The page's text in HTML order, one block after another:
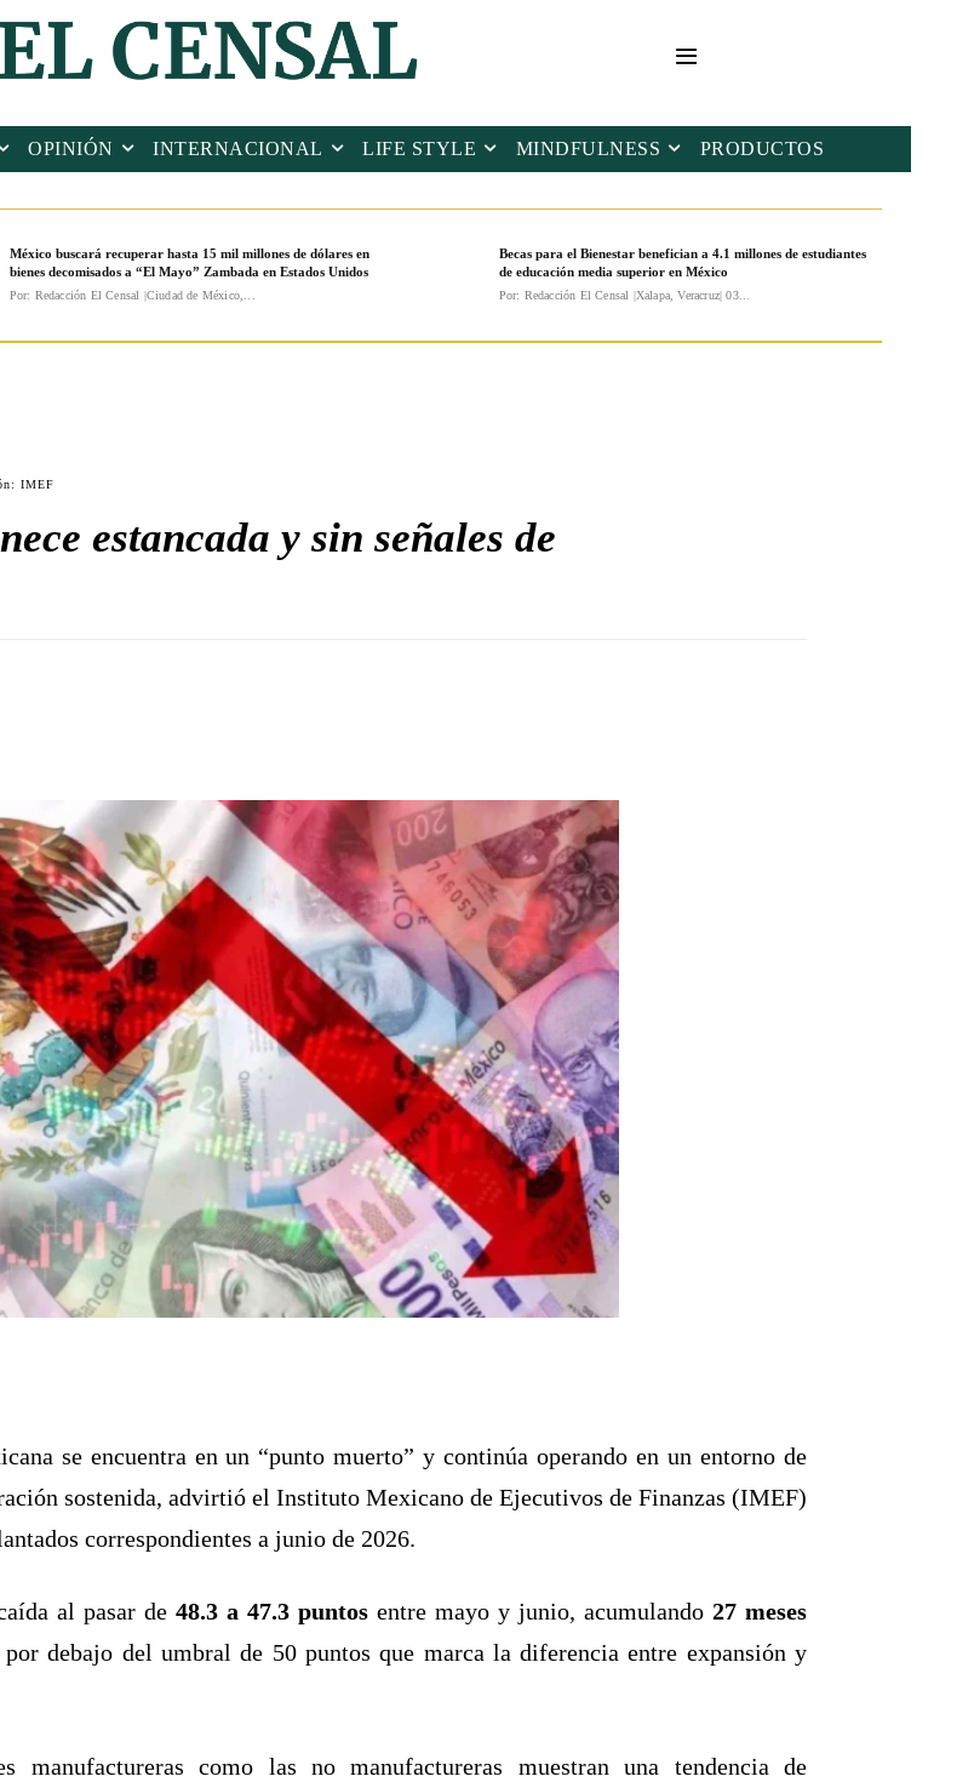
OPINIÓN INTERNACIONAL LIFE STYLE MINDFULNESS PRODUCTOS
México buscará recuperar hasta 15 mil millones de dólares en
bienes decomisados a “El Mayo” Zambada en Estados Unidos
Por: Redacción El Censal |Ciudad de México,...
Becas para el Bienestar benefician a 4.1 millones de estudiantes
de educación media superior en México
Por: Redacción El Censal |Xalapa, Veracruz| 03...
IMEF
estancada y sin señales de
se encuentra en un “punto muerto” y continúa operando en un entorno de
sostenida, advirtió el Instituto Mexicano de Ejecutivos de Finanzas (IMEF)
correspondientes a junio de 2026.
al pasar de 48.3 a 47.3 puntos entre mayo y junio, acumulando 27 meses
debajo del umbral de 50 puntos que marca la diferencia entre expansión y
manufactureras como las no manufactureras muestran una tendencia de